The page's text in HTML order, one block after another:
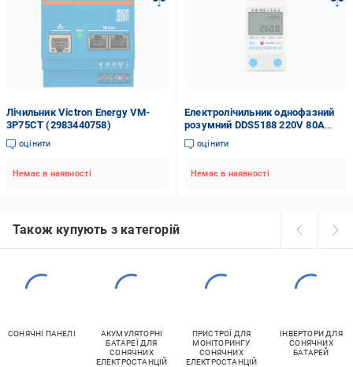
Лічильник Victron Energy VM-
3P75CT (2983440758)
оцінити
Немає в наявності
Електролічильник однофазний
розумний DDS5188 220V 80A
(29726120)
оцінити
Немає в наявності
Також купують з категорій
СОНЯЧНІ ПАНЕЛІ
АКУМУЛЯТОРНІ
БАТАРЕЇ ДЛЯ
СОНЯЧНИХ
ЕЛЕКТРОСТАНЦІЙ
ПРИСТРОЇ ДЛЯ
МОНІТОРИНГУ
СОНЯЧНИХ
ЕЛЕКТРОСТАНЦІЙ
ІНВЕРТОРИ ДЛЯ
СОНЯЧНИХ
БАТАРЕЙ